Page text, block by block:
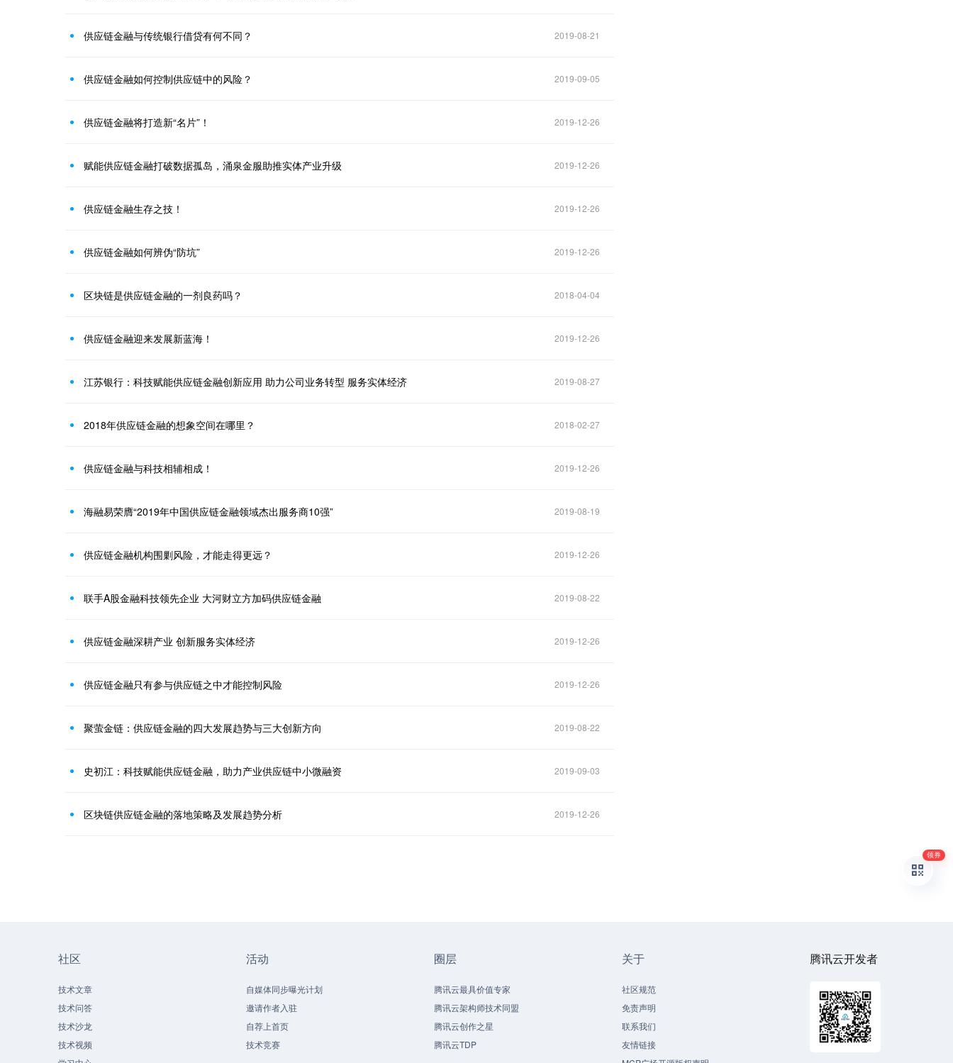
供应链金融与传统银行借贷有何不同？ 2019-08-21
供应链金融如何控制供应链中的风险？ 2019-09-05
供应链金融将打造新“名片”！ 2019-12-26
赋能供应链金融打破数据孤岛，涌泉金服助推实体产业升级 2019-12-26
供应链金融生存之技！ 2019-12-26
供应链金融如何辨伪“防坑” 2019-12-26
区块链是供应链金融的一剂良药吗？ 2018-04-04
供应链金融迎来发展新蓝海！ 2019-12-26
江苏银行：科技赋能供应链金融创新应用 助力公司业务转型 服务实体经济 2019-08-27
2018年供应链金融的想象空间在哪里？ 2018-02-27
供应链金融与科技相辅相成！ 2019-12-26
海融易荣膺“2019年中国供应链金融领域杰出服务商10强” 2019-08-19
供应链金融机构围剿风险，才能走得更远？ 2019-12-26
联手A股金融科技领先企业 大河财立方加码供应链金融 2019-08-22
供应链金融深耕产业 创新服务实体经济 2019-12-26
供应链金融只有参与供应链之中才能控制风险 2019-12-26
聚萤金链：供应链金融的四大发展趋势与三大创新方向 2019-08-22
史初江：科技赋能供应链金融，助力产业供应链中小微融资 2019-09-03
区块链供应链金融的落地策略及发展趋势分析 2019-12-26
社区
技术文章
技术问答
技术沙龙
技术视频
活动
自媒体同步曝光计划
邀请作者入驻
自荐上首页
技术竞赛
圈层
腾讯云最具价值专家
腾讯云架构师技术同盟
腾讯云创作之星
腾讯云TDP
关于
社区规范
免责声明
联系我们
友情链接
腾讯云开发者
领券